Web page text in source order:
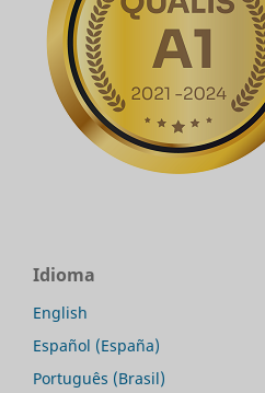
Idioma
English
Español (España)
Português (Brasil)